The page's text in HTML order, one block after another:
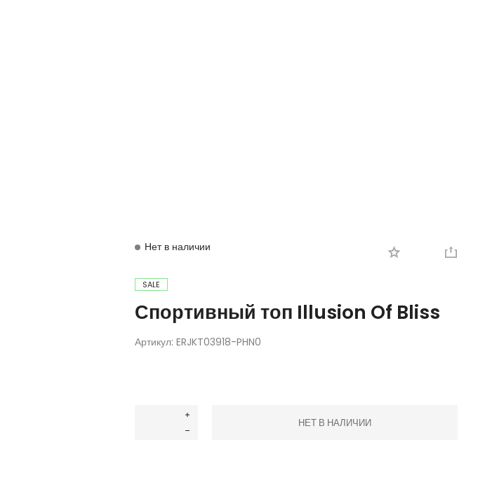
Нет в наличии
SALE
Спортивный топ Illusion Of Bliss
Артикул: ERJKT03918-PHN0
НЕТ В НАЛИЧИИ